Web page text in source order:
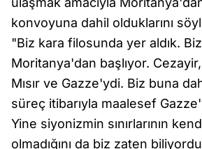
konvoyuna dahil olduklarını
"Biz kara filosunda yer aldık.
Moritanya'dan başlıyor.
Mısır ve Gazze'ydi. Biz buna
süreç itibarıyla maalesef
Yine siyonizmin sınırlarının kendi
olmadığını da biz zaten